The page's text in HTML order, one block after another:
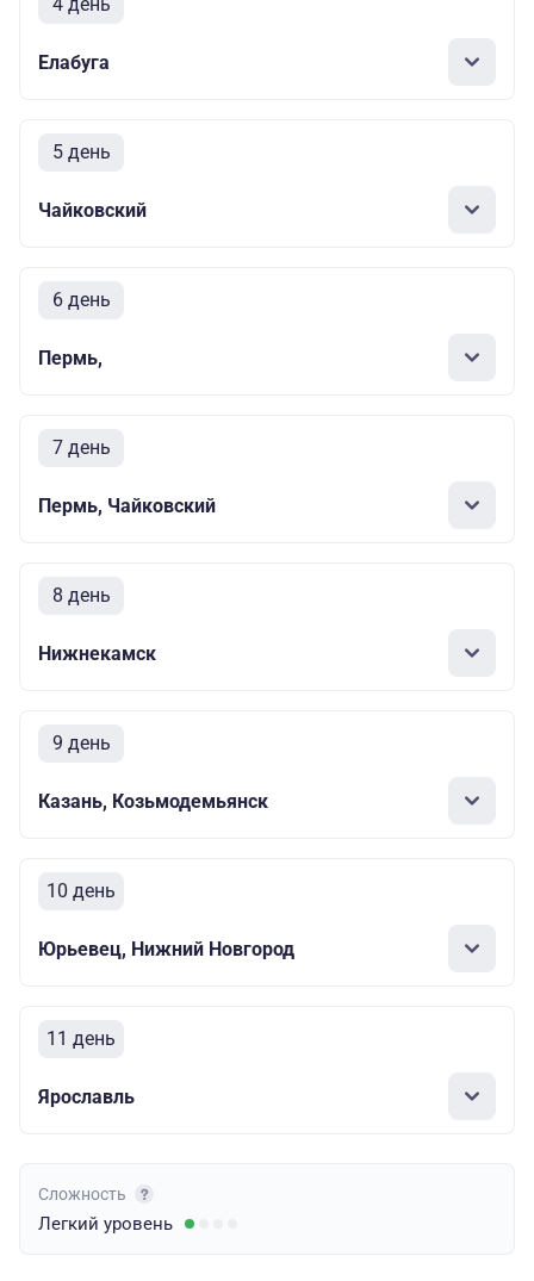
4 день
Елабуга
5 день
Чайковский
6 день
Пермь,
7 день
Пермь, Чайковский
8 день
Нижнекамск
9 день
Казань, Козьмодемьянск
10 день
Юрьевец, Нижний Новгород
11 день
Ярославль
Сложность
Легкий уровень